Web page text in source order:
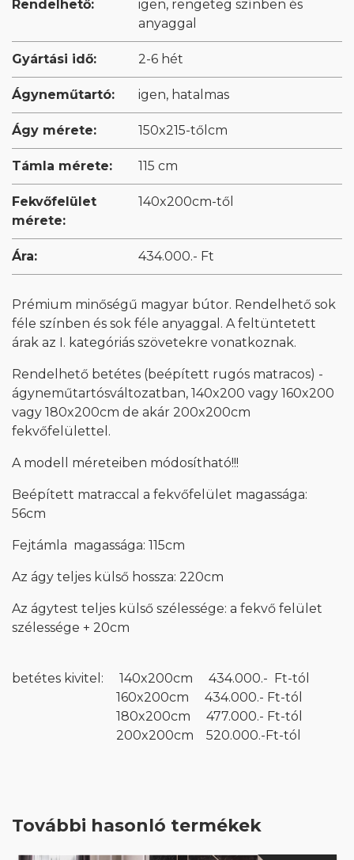
Rendelhető:
igen, rengeteg színben és
anyaggal
Gyártási idő: 2-6 hét
Ágyneműtartó: igen, hatalmas
Ágy mérete: 150x215-tőlcm
Támla mérete: 115 cm
Fekvőfelület
mérete:
140x200cm-től
Ára: 434.000.- Ft
Prémium minőségű magyar bútor. Rendelhető sok
féle színben és sok féle anyaggal. A feltüntetett
árak az I. kategóriás szövetekre vonatkoznak.
Rendelhető betétes (beépített rugós matracos) -
ágyneműtartósváltozatban, 140x200 vagy 160x200
vagy 180x200cm de akár 200x200cm
fekvőfelülettel.
A modell méreteiben módosítható!!!
Beépített matraccal a fekvőfelület magassága:
56cm
Fejtámla magassága: 115cm
Az ágy teljes külső hossza: 220cm
Az ágytest teljes külső szélessége: a fekvő felület
szélessége + 20cm
betétes kivitel: 140x200cm 434.000.- Ft-tól
160x200cm 434.000.- Ft-tól
180x200cm 477.000.- Ft-tól
200x200cm 520.000.-Ft-tól
További hasonló termékek